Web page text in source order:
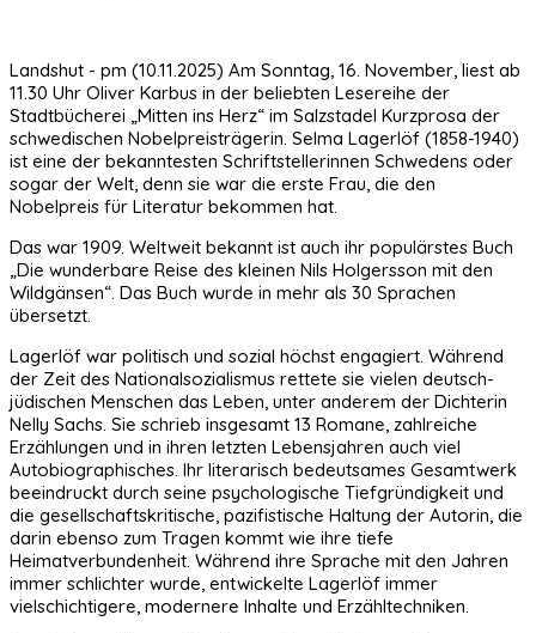
Landshut - pm (10.11.2025) Am Sonntag, 16. November, liest ab
11.30 Uhr Oliver Karbus in der beliebten Lesereihe der
Stadtbücherei „Mitten ins Herz“ im Salzstadel Kurzprosa der
schwedischen Nobelpreisträgerin. Selma Lagerlöf (1858-1940)
ist eine der bekanntesten Schriftstellerinnen Schwedens oder
sogar der Welt, denn sie war die erste Frau, die den
Nobelpreis für Literatur bekommen hat.
Das war 1909. Weltweit bekannt ist auch ihr populärstes Buch
„Die wunderbare Reise des kleinen Nils Holgersson mit den
Wildgänsen“. Das Buch wurde in mehr als 30 Sprachen
übersetzt.
Lagerlöf war politisch und sozial höchst engagiert. Während
der Zeit des Nationalsozialismus rettete sie vielen deutsch-
jüdischen Menschen das Leben, unter anderem der Dichterin
Nelly Sachs. Sie schrieb insgesamt 13 Romane, zahlreiche
Erzählungen und in ihren letzten Lebensjahren auch viel
Autobiographisches. Ihr literarisch bedeutsames Gesamtwerk
beeindruckt durch seine psychologische Tiefgründigkeit und
die gesellschaftskritische, pazifistische Haltung der Autorin, die
darin ebenso zum Tragen kommt wie ihre tiefe
Heimatverbundenheit. Während ihre Sprache mit den Jahren
immer schlichter wurde, entwickelte Lagerlöf immer
vielschichtigere, modernere Inhalte und Erzähltechniken.